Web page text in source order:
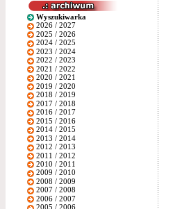
Wyszukiwarka
2026 / 2027
2025 / 2026
2024 / 2025
2023 / 2024
2022 / 2023
2021 / 2022
2020 / 2021
2019 / 2020
2018 / 2019
2017 / 2018
2016 / 2017
2015 / 2016
2014 / 2015
2013 / 2014
2012 / 2013
2011 / 2012
2010 / 2011
2009 / 2010
2008 / 2009
2007 / 2008
2006 / 2007
2005 / 2006